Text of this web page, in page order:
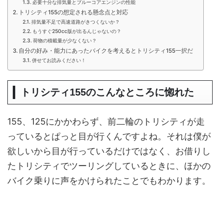
必要十分な排気量とブルーコアエンジンの性能
トリシティ155の想定される懸念点と対応
排気量不足で高速道路がきつくないか？
もうすぐ250cc版が出るんじゃないの？
荷物の積載量が少なくない？
自分の好み・能力にあったバイクを考えるとトリシティ155一択だ
併せてお読みください！
トリシティ155のこんなところに惚れた
155、125にかかわらず、前二輪のトリシティが走
っているとぱっと目が行くんですよね。それは僕が
欲しいから目が行っているだけではなく、お借りし
たトリシティでツーリングしているときに、ほかの
バイク乗りに声をかけられたことでもわかります。